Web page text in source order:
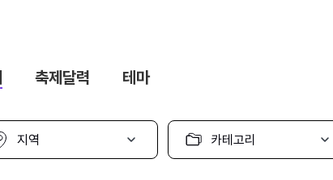
축제달력 테마
카
고